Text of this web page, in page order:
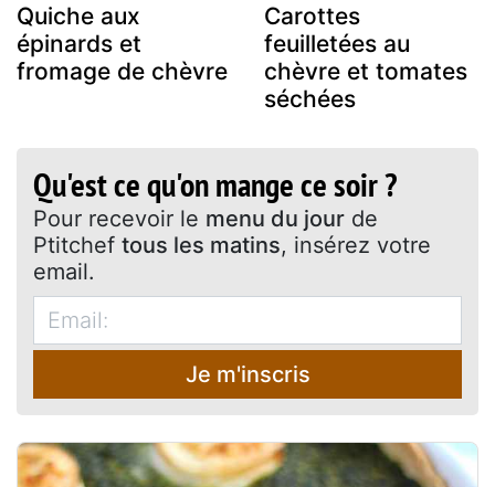
Quiche aux
épinards et
fromage de chèvre
Carottes
feuilletées au
chèvre et tomates
séchées
Qu'est ce qu'on mange ce soir ?
Pour recevoir le menu du jour de
Ptitchef tous les matins, insérez votre
email.
Je m'inscris